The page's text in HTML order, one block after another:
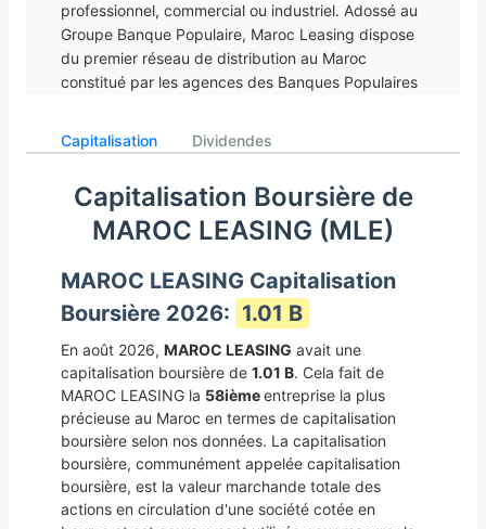
professionnel, commercial ou industriel. Adossé au
Groupe Banque Populaire, Maroc Leasing dispose
du premier réseau de distribution au Maroc
constitué par les agences des Banques Populaires
le Crédit Immobilier et Hôtelier. Une prise de
dynamisation des activités de Maroc Leasing.
Capitalisation Dividendes
Capitalisation Boursière de
MAROC LEASING (MLE)
MAROC LEASING Capitalisation
Boursière 2026: 1.01 B
En août 2026, MAROC LEASING avait une
capitalisation boursière de 1.01 B. Cela fait de
MAROC LEASING la 58ièmeentreprise la plus
précieuse au Maroc en termes de capitalisation
boursière selon nos données. La capitalisation
boursière, communément appelée capitalisation
boursière, est la valeur marchande totale des
actions en circulation d'une société cotée en